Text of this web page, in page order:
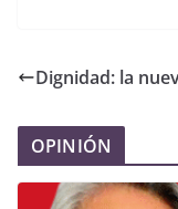
Dignidad: la
OPINIÓN